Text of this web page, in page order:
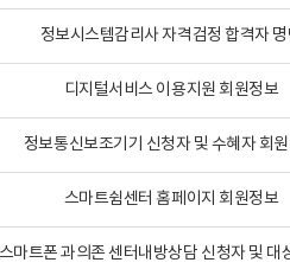
정보시스템감리사 자격검정 합격자
디지털서비스 이용지원 회원정보
정보통신보조기기 신청자 및 수혜자 회원
스마트쉼센터 홈페이지 회원정보
스마트폰 과의존 센터내방상담 신청자 및 대